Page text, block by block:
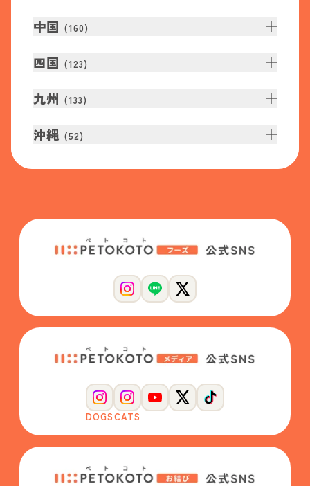
中国 (160)
四国 (123)
九州 (133)
沖縄 (52)
DOGSCATS